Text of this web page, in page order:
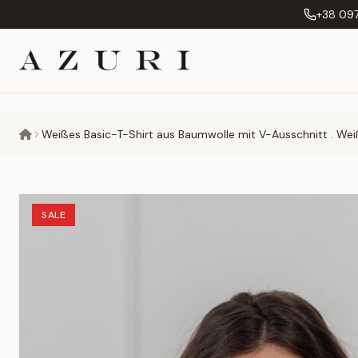
+38
Weißes Basic-T-Shirt aus Baumwolle mit V-Ausschnitt .
SALE